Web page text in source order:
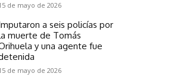
de mayo de 2026
a seis policías por
muerte de Tomás
y una agente fue
de mayo de 2026